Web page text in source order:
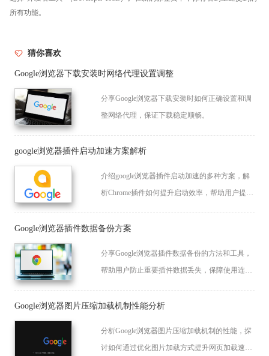
所有功能。
猜你喜欢
Google浏览器下载安装时网络代理设置调整
分享Google浏览器下载安装时如何正确设置和调
整网络代理，保证下载稳定顺畅。
google浏览器插件启动加速方案解析
介绍google浏览器插件启动加速的多种方案，解
析Chrome插件如何提升启动效率，帮助用户提升
Google浏览器插件数据备份方案
分享Google浏览器插件数据备份的方法和工具，
帮助用户防止重要插件数据丢失，保障使用连续
Google浏览器图片压缩加载机制性能分析
分析Google浏览器图片压缩加载机制的性能，探
讨如何通过优化图片加载方式提升网页加载速